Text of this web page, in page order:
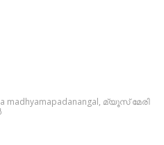
madhyamapadanangal, മ്യൂസ് മേരി